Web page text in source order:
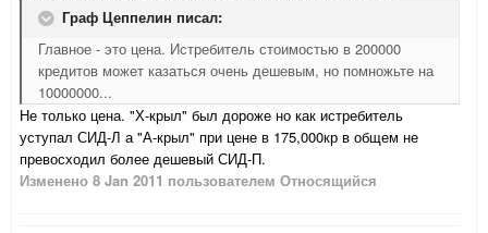
Граф Цеппелин писал:
Главное - это цена. Истребитель стоимостью в 200000
кредитов может казаться очень дешевым, но помножьте на
10000000...
Не только цена. "Х-крыл" был дороже но как истребитель
уступал СИД-Л а "А-крыл" при цене в 175,000кр в общем не
превосходил более дешевый СИД-П.
Изменено 8 Jan 2011 пользователем Относящийся